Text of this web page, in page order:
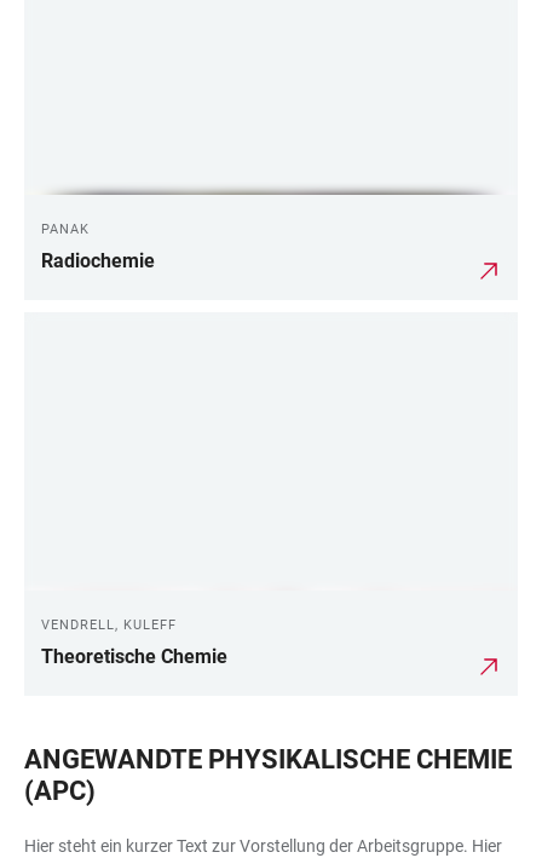
PANAK
Radiochemie
VENDRELL, KULEFF
Theoretische Chemie
ANGEWANDTE PHYSIKALISCHE CHEMIE
(APC)
Hier steht ein kurzer Text zur Vorstellung der Arbeitsgruppe. Hier